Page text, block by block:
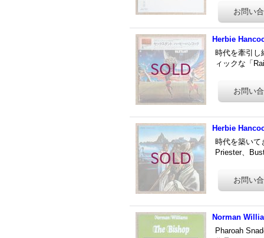
Herbie
時代を牽引し
ィックな「
Herbie
時代を築いて
Priester、
Norman
Pharoah